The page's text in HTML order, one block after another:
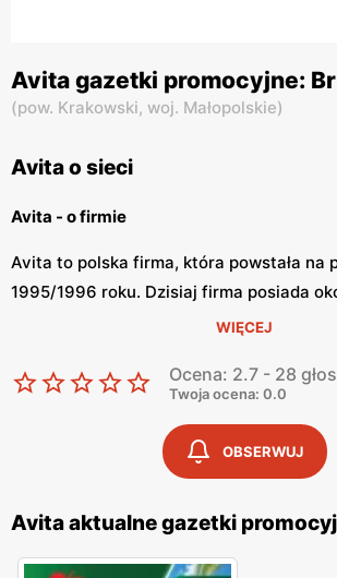
Avita gazetki promocyjne:
(pow. Krakowski, woj. Małopolskie)
Avita o sieci
Avita - o firmie
Avita to polska firma, która powstała na
1995/1996 roku. Dzisiaj firma posiada
na terenie Polski. Avita proponuje
obsługi. Firma wspiera polskich
dopasowuje swój plan rozwoju do
i owoce z polskich upraw oraz
zagranicy. W sklepie znajduje się
WIĘCEJ
Ocena: 2.7 - 28
Twoja ocena: 0.0
OBSERWUJ
Avita aktualne gazetki